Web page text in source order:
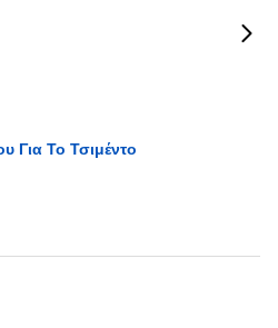
Για Το Τσιμέντο